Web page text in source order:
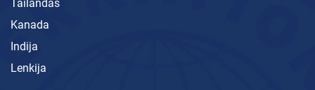
Tailandas
Kanada
Indija
Lenkija